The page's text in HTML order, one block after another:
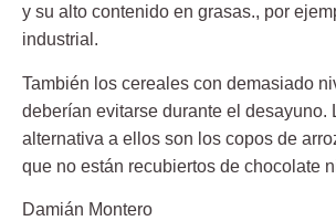
y su alto contenido en grasas., por
industrial.
También los cereales con demasiado
deberían evitarse durante el desayuno.
alternativa a ellos son los copos de
que no están recubiertos de chocolate
Damián Montero